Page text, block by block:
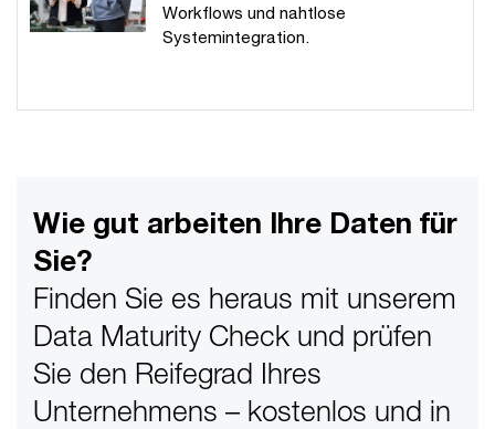
Workflows und nahtlose
Systemintegration.
Wie gut arbeiten Ihre Daten für
Sie?
Finden Sie es heraus mit unserem
Data Maturity Check und prüfen
Sie den Reifegrad Ihres
Unternehmens – kostenlos und in